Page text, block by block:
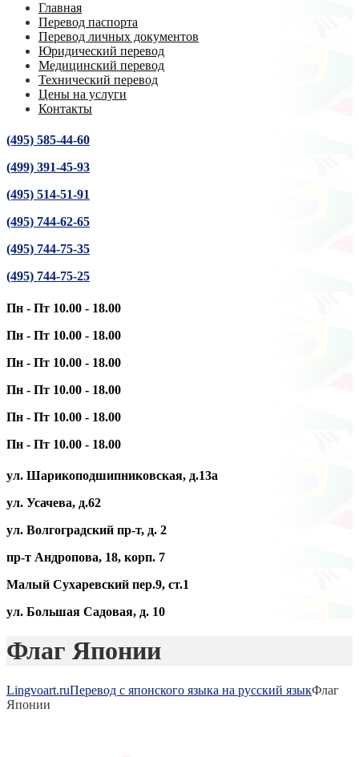
Главная
Перевод паспорта
Перевод личных документов
Юридический перевод
Медицинский перевод
Технический перевод
Цены на услуги
Контакты
(495) 585-44-60
(499) 391-45-93
(495) 514-51-91
(495) 744-62-65
(495) 744-75-35
(495) 744-75-25
Пн - Пт 10.00 - 18.00
Пн - Пт 10.00 - 18.00
Пн - Пт 10.00 - 18.00
Пн - Пт 10.00 - 18.00
Пн - Пт 10.00 - 18.00
Пн - Пт 10.00 - 18.00
ул. Шарикоподшипниковская, д.13а
ул. Усачева, д.62
ул. Волгоградский пр-т, д. 2
пр-т Андропова, 18, корп. 7
Малый Сухаревский пер.9, ст.1
ул. Большая Садовая, д. 10
Флаг Японии
Lingvoart.ruПеревод с японского языка на русский языкФлаг
Японии